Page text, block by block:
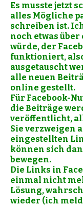
Es musste jetzt
alles Mögliche
schreiben ist.
noch etwas
würde, der
funktioniert,
ausgetauscht
alle neuen
online gestellt.
Für Facebook-
die Beiträge
veröffentlicht,
Sie verzweigen
eingestellten
können sich
bewegen.
Die Links in
einmal nicht
Lösung,
wieder (ich